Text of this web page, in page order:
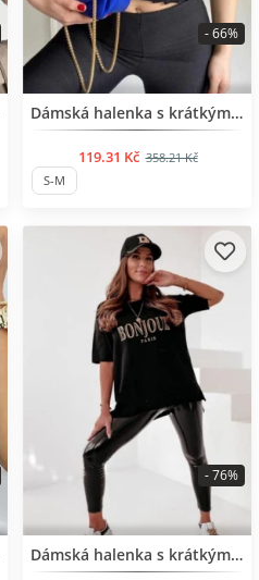
BESTSELLERDámská halenka s krátkým rukávem
119.31 Kč 358.21 Kč
- 66%
S-M
BESTSELLERDámská halenka s krátkým rukávem
- 76%